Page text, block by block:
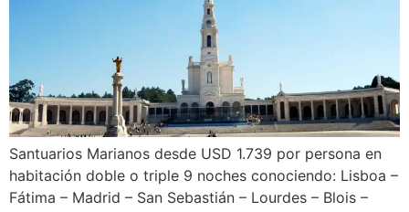
Santuarios Marianos desde USD 1.739 por persona en
habitación doble o triple 9 noches conociendo: Lisboa –
Fátima – Madrid – San Sebastián – Lourdes – Blois –